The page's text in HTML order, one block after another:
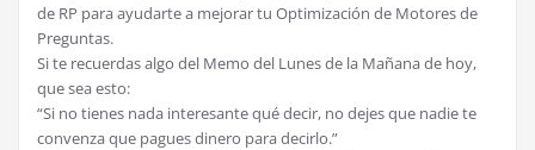
de RP para ayudarte a mejorar tu Optimización de Motores de
Preguntas.
Si te recuerdas algo del Memo del Lunes de la Mañana de hoy,
que sea esto:
“Si no tienes nada interesante qué decir, no dejes que nadie te
convenza que pagues dinero para decirlo.”